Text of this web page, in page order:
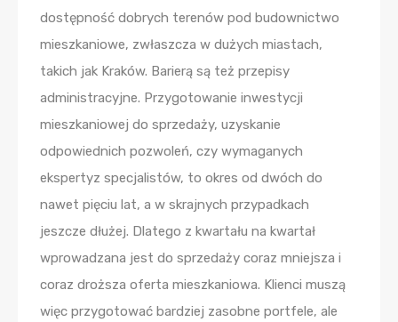
dostępność dobrych terenów pod budownictwo
mieszkaniowe, zwłaszcza w dużych miastach,
takich jak Kraków. Barierą są też przepisy
administracyjne. Przygotowanie inwestycji
mieszkaniowej do sprzedaży, uzyskanie
odpowiednich pozwoleń, czy wymaganych
ekspertyz specjalistów, to okres od dwóch do
nawet pięciu lat, a w skrajnych przypadkach
jeszcze dłużej. Dlatego z kwartału na kwartał
wprowadzana jest do sprzedaży coraz mniejsza i
coraz droższa oferta mieszkaniowa. Klienci muszą
więc przygotować bardziej zasobne portfele, ale